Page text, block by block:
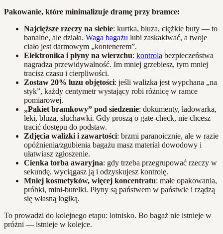
Pakowanie, które minimalizuje dramę przy bramce:
Najcięższe rzeczy na siebie: kurtka, bluza, ciężkie buty — to
banalne, ale działa. Waga bagażu lubi zaskakiwać, a twoje
ciało jest darmowym „kontenerem”.
Elektronika i płyny na wierzchu: kontrola bezpieczeństwa
nagradza przewidywalność. Im mniej grzebiesz, tym mniej
tracisz czasu i cierpliwości.
Zostaw 20% luzu objętości: jeśli walizka jest wypchana „na
styk”, każdy centymetr wystający robi różnicę w ramce
pomiarowej.
„Pakiet bramkowy” pod siedzenie: dokumenty, ładowarka,
leki, bluza, słuchawki. Gdy proszą o gate‑check, nie chcesz
tracić dostępu do podstaw.
Zdjęcia walizki i zawartości: brzmi paranoicznie, ale w razie
opóźnienia/zgubienia bagażu masz materiał dowodowy i
ułatwiasz zgłoszenie.
Cienka torba awaryjna: gdy trzeba przegrupować rzeczy w
sekundę, wyciągasz ją i odzyskujesz kontrolę.
Mniej kosmetyków, więcej koncentratu: małe opakowania,
próbki, mini‑butelki. Płyny są państwem w państwie i rządzą
się własną logiką.
To prowadzi do kolejnego etapu: lotnisko. Bo bagaż nie istnieje w
próżni — istnieje w kolejce.